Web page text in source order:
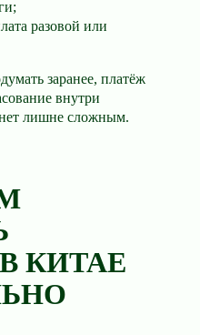
разовой или
заранее, платёж
внутри
лишне сложным.
КИТАЕ